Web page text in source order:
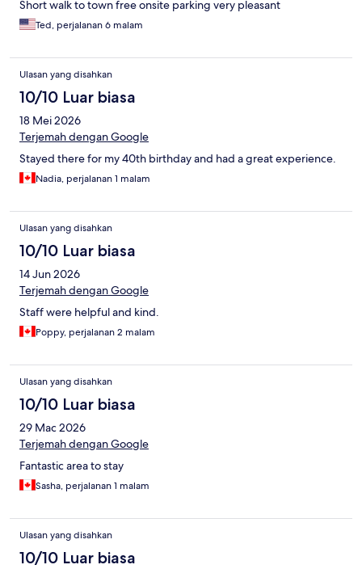
Short walk to town free onsite parking very pleasant
Ted, perjalanan 6 malam
Ulasan yang disahkan
10/10 Luar biasa
18 Mei 2026
Terjemah dengan Google
Stayed there for my 40th birthday and had a great experience.
Nadia, perjalanan 1 malam
Ulasan yang disahkan
10/10 Luar biasa
14 Jun 2026
Terjemah dengan Google
Staff were helpful and kind.
Poppy, perjalanan 2 malam
Ulasan yang disahkan
10/10 Luar biasa
29 Mac 2026
Terjemah dengan Google
Fantastic area to stay
Sasha, perjalanan 1 malam
Ulasan yang disahkan
10/10 Luar biasa